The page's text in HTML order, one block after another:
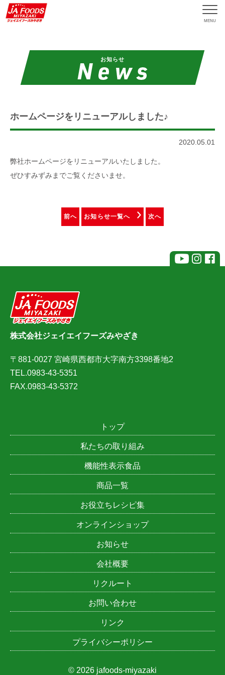
MENU
お知らせ
ホームページをリニューアルしました♪
2020.05.01
弊社ホームページをリニューアルいたしました。
ぜひすみずみまでご覧くださいませ。
前へ お知らせ一覧へ 次へ
株式会社ジェイエイフーズみやざき
〒881-0027 宮崎県西都市大字南方3398番地2
TEL.0983-43-5351
FAX.0983-43-5372
トップ
私たちの取り組み
機能性表示食品
商品一覧
お役立ちレシピ集
オンラインショップ
お知らせ
会社概要
リクルート
お問い合わせ
リンク
プライバシーポリシー
© 2026 jafoods-miyazaki